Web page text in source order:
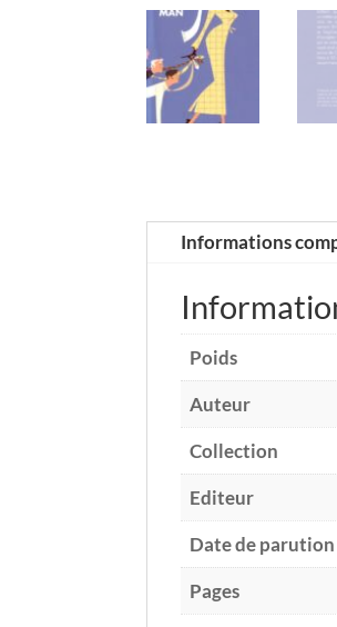
Informations
Poids
Auteur
Collection
Editeur
Date de parution
Pages